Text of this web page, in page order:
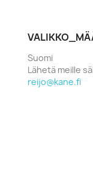
Suomi
Lähetä meille
reijo@kane.fi